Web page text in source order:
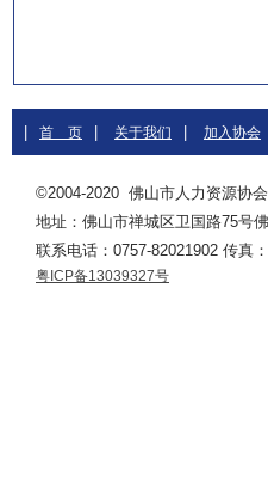
首 页 关于我们 加入协会
©2004-2020 佛山市人力资源协
地址：佛山市禅城区卫国路75号
联系电话：0757-82021902 传真
粤ICP备13039327号